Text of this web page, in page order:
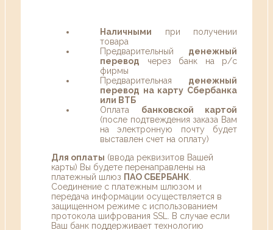
Наличными при получении
товара
Предварительный денежный
перевод через банк на р/с
фирмы
Предварительная денежный
перевод на карту Сбербанка
или ВТБ
Оплата банковской картой
(после подтвеждения заказа Вам
на электронную почту будет
выставлен счет на оплату)
Для оплаты (ввода реквизитов Вашей
карты) Вы будете перенаправлены на
платежный шлюз ПАО СБЕРБАНК
Соединение с платежным шлюзом и
передача информации осуществляется в
защищенном режиме с использованием
протокола шифрования SSL. В случае если
Ваш банк поддерживает технологию